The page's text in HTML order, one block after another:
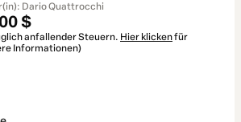
Dario Quattrocchi
$
anfallender Steuern. Hier klickenfür
Informationen)